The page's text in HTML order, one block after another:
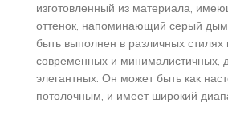
изготовленный из материала,
оттенок, напоминающий серый
быть выполнен в различных
современных и минималистичных,
элегантных. Он может быть как
потолочным, и имеет широкий